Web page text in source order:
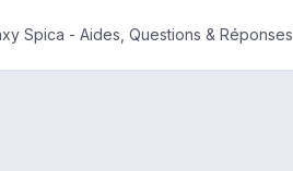
Spica - Aides, Questions & Réponses